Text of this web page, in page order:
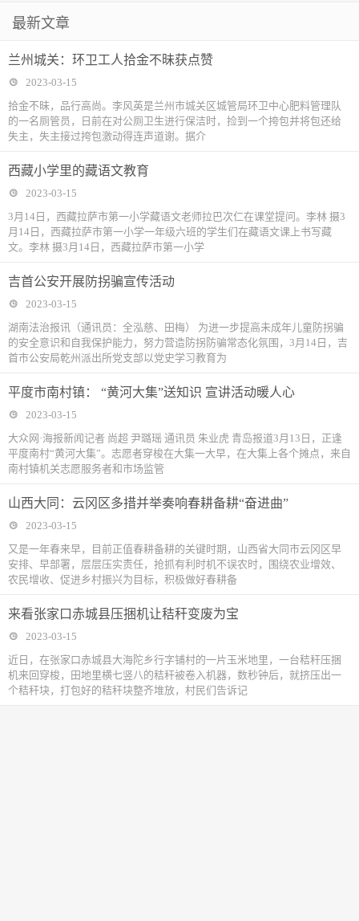
最新文章
兰州城关：环卫工人拾金不昧获点赞
2023-03-15
拾金不昧，品行高尚。李风英是兰州市城关区城管局环卫中心肥料管理队
的一名厕管员，日前在对公厕卫生进行保洁时，捡到一个挎包并将包还给
失主，失主接过挎包激动得连声道谢。据介
西藏小学里的藏语文教育
2023-03-15
3月14日，西藏拉萨市第一小学藏语文老师拉巴次仁在课堂提问。李林 摄3
月14日，西藏拉萨市第一小学一年级六班的学生们在藏语文课上书写藏
文。李林 摄3月14日，西藏拉萨市第一小学
吉首公安开展防拐骗宣传活动
2023-03-15
湖南法治报讯（通讯员：全泓慈、田梅） 为进一步提高未成年儿童防拐骗
的安全意识和自我保护能力，努力营造防拐防骗常态化氛围，3月14日，吉
首市公安局乾州派出所党支部以党史学习教育为
平度市南村镇： “黄河大集”送知识 宣讲活动暖人心
2023-03-15
大众网·海报新闻记者 尚超 尹璐瑶 通讯员 朱业虎 青岛报道3月13日，正逢
平度南村“黄河大集”。志愿者穿梭在大集一大早，在大集上各个摊点，来自
南村镇机关志愿服务者和市场监管
山西大同：云冈区多措并举奏响春耕备耕“奋进曲”
2023-03-15
又是一年春来早，目前正值春耕备耕的关键时期，山西省大同市云冈区早
安排、早部署，层层压实责任，抢抓有利时机不误农时，围绕农业增效、
农民增收、促进乡村振兴为目标，积极做好春耕备
来看张家口赤城县压捆机让秸秆变废为宝
2023-03-15
近日，在张家口赤城县大海陀乡行字铺村的一片玉米地里，一台秸秆压捆
机来回穿梭，田地里横七竖八的秸秆被卷入机器，数秒钟后，就挤压出一
个秸秆块，打包好的秸秆块整齐堆放，村民们告诉记